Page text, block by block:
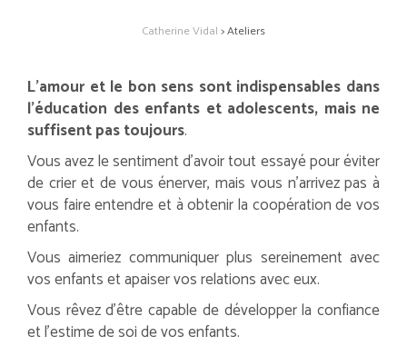
Catherine Vidal>Ateliers
L’amour et le bon sens sont indispensables dans
l’éducation des enfants et adolescents, mais ne
suffisent pas toujours.
Vous avez le sentiment d’avoir tout essayé pour éviter
de crier et de vous énerver, mais vous n’arrivez pas à
vous faire entendre et à obtenir la coopération de vos
enfants.
Vous aimeriez communiquer plus sereinement avec
vos enfants et apaiser vos relations avec eux.
Vous rêvez d’être capable de développer la confiance
et l’estime de soi de vos enfants.